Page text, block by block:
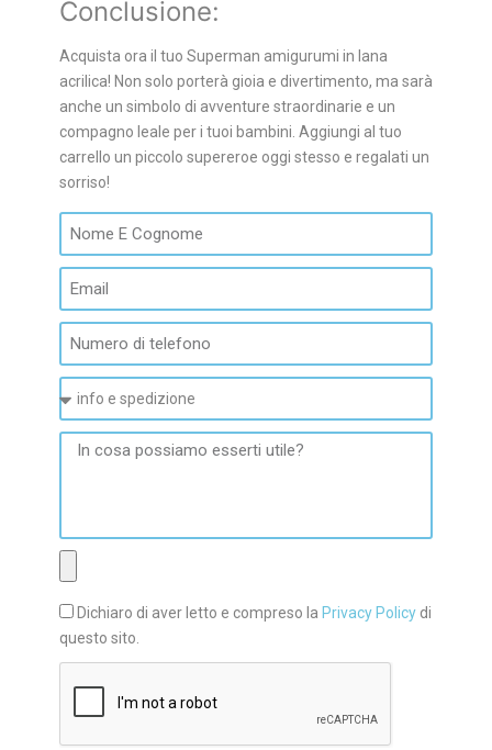
Conclusione:
Acquista ora il tuo Superman amigurumi in lana
acrilica! Non solo porterà gioia e divertimento, ma sarà
anche un simbolo di avventure straordinarie e un
compagno leale per i tuoi bambini. Aggiungi al tuo
carrello un piccolo supereroe oggi stesso e regalati un
sorriso!
Dichiaro di aver letto e compreso la Privacy Policy di
questo sito.